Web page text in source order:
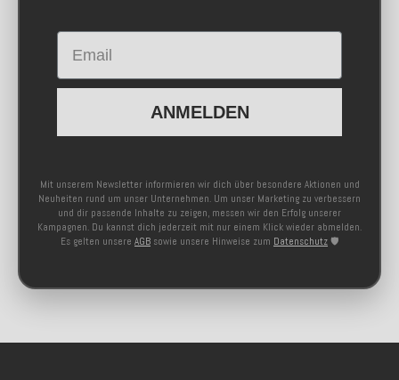
Email
ANMELDEN
Mit unserem Newsletter informieren wir dich über besondere Aktionen und
Neuheiten rund um unser Unternehmen. Um unser Marketing zu verbessern
und dir passende Inhalte zu zeigen, messen wir den Erfolg unserer
Kampagnen. Du kannst dich jederzeit mit nur einem Klick wieder abmelden.
Es gelten unsere AGB sowie unsere Hinweise zum Datenschutz 🛡️